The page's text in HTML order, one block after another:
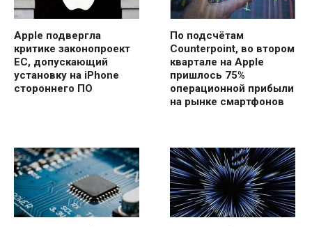
Apple подвергла
критике законопроект
ЕС, допускающий
установку на iPhone
стороннего ПО
По подсчётам
Counterpoint, во втором
квартале на Apple
пришлось 75%
операционной прибыли
на рынке смартфонов